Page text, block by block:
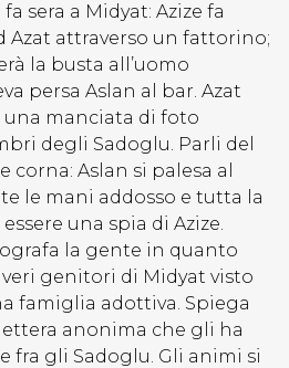
sera a Midyat: Azize fa
Azat attraverso un fattorino;
la busta all’uomo
persa Aslan al bar. Azat
una manciata di foto
degli Sadoglu. Parli del
Aslan si palesa al
le mani addosso e tutta la
una spia di Azize.
la gente in quanto
genitori di Midyat visto
famiglia adottiva. Spiega
anonima che gli ha
fra gli Sadoglu. Gli animi si